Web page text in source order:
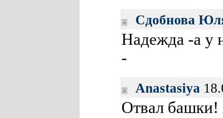
Сдобнова
Надежда -а у
-
Anastasiya
Отвал